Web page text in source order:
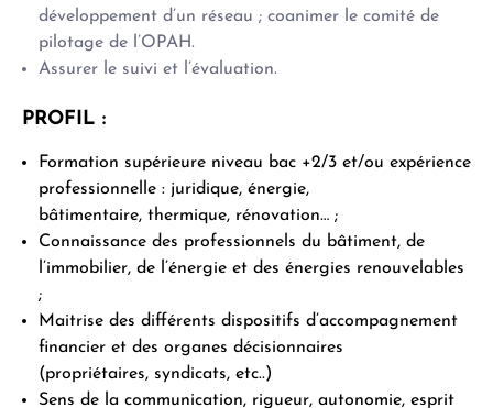
développement d’un réseau ; coanimer le comité de
pilotage de l’OPAH.
Assurer le suivi et l’évaluation.
PROFIL :
Formation supérieure niveau bac +2/3 et/ou expérience
professionnelle : juridique, énergie,
bâtimentaire, thermique, rénovation… ;
Connaissance des professionnels du bâtiment, de
l’immobilier, de l’énergie et des énergies renouvelables
;
Maitrise des différents dispositifs d’accompagnement
financier et des organes décisionnaires
(propriétaires, syndicats, etc..)
Sens de la communication, rigueur, autonomie, esprit